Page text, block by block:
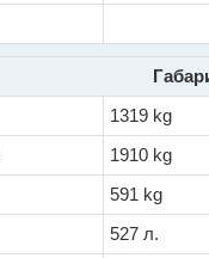
1319 kg
1910 kg
591 kg
527 л.